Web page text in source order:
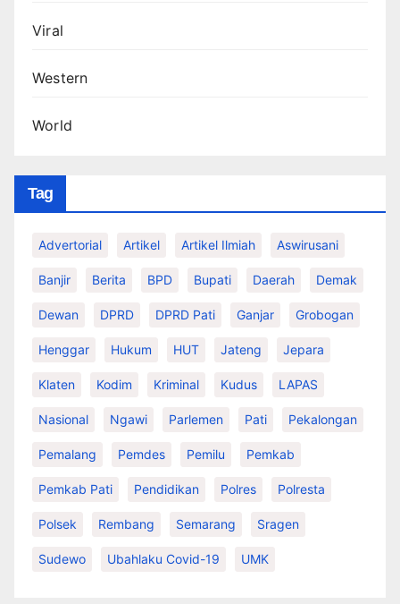
Viral
Western
World
Tag
Advertorial Artikel Artikel Ilmiah Aswirusani
Banjir Berita BPD Bupati Daerah Demak
Dewan DPRD DPRD Pati Ganjar Grobogan
Henggar Hukum HUT Jateng Jepara
Klaten Kodim Kriminal Kudus LAPAS
Nasional Ngawi Parlemen Pati Pekalongan
Pemalang Pemdes Pemilu Pemkab
Pemkab Pati Pendidikan Polres Polresta
Polsek Rembang Semarang Sragen
Sudewo Ubahlaku Covid-19 UMK